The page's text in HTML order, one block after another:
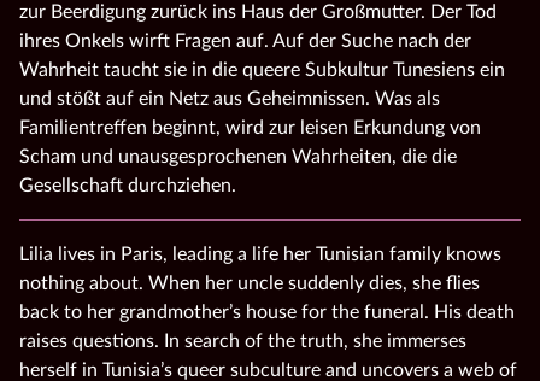
zur Beerdigung zurück ins Haus der Großmutter. Der Tod
ihres Onkels wirft Fragen auf. Auf der Suche nach der
Wahrheit taucht sie in die queere Subkultur Tunesiens ein
und stößt auf ein Netz aus Geheimnissen. Was als
Familientreffen beginnt, wird zur leisen Erkundung von
Scham und unausgesprochenen Wahrheiten, die die
Gesellschaft durchziehen.
Lilia lives in Paris, leading a life her Tunisian family knows
nothing about. When her uncle suddenly dies, she flies
back to her grandmother’s house for the funeral. His death
raises questions. In search of the truth, she immerses
herself in Tunisia’s queer subculture and uncovers a web of